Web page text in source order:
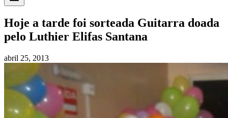
Hoje a tarde foi sorteada Guitarra doada
pelo Luthier Elifas Santana
abril 25, 2013